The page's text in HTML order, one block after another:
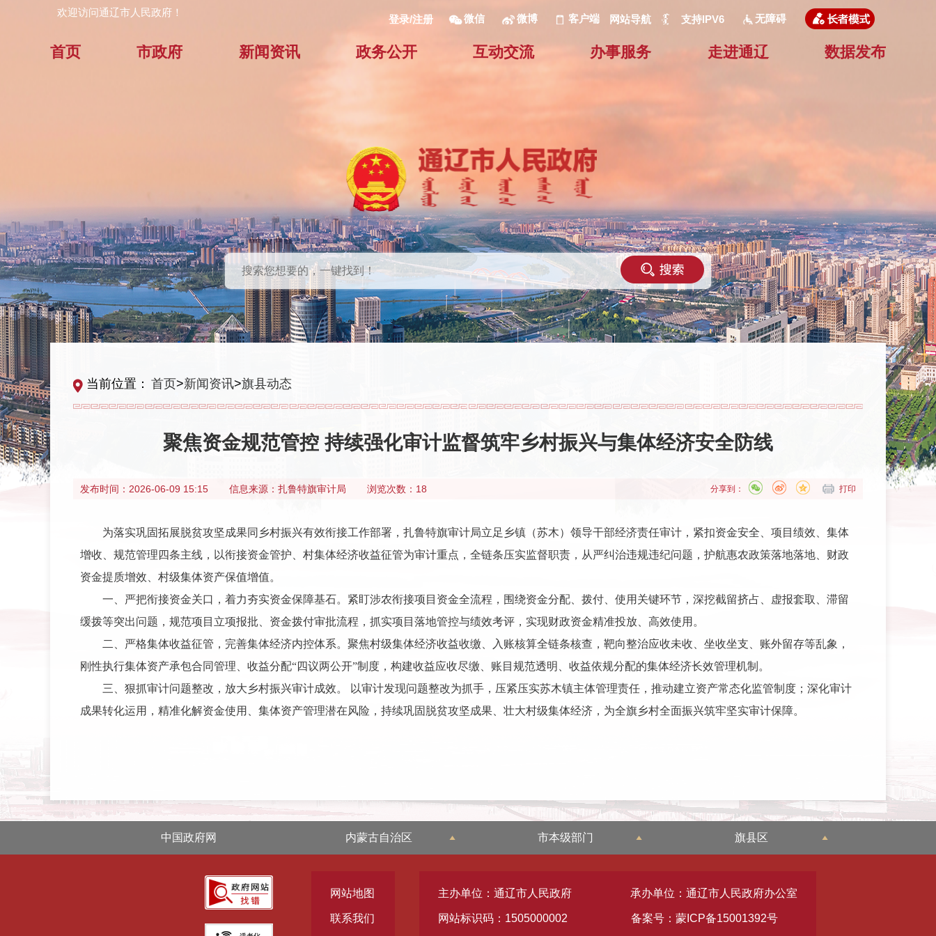
欢迎访问通辽市人民政府！
登录/注册 微信 微博 客户端 网站导航 支持IPV6 无障碍
首页 市政府 新闻资讯 政务公开 互动交流 办事服务 走进通辽 数据发布
当前位置： 首页>新闻资讯>旗县动态
聚焦资金规范管控 持续强化审计监督筑牢乡村振兴与集体经济安全防线
发布时间： 2026-06-09 15:15 信息来源： 扎鲁特旗审计局 浏览次数：18 打印
分享到：
为落实巩固拓展脱贫攻坚成果同乡村振兴有效衔接工作部署，扎鲁特旗审计局立足乡镇（苏木）领导干部经济责任审计，紧扣资金安全、项目绩效、集体
增收、规范管理四条主线，以衔接资金管护、村集体经济收益征管为审计重点，全链条压实监督职责，从严纠治违规违纪问题，护航惠农政策落地落地、财政
资金提质增效、村级集体资产保值增值。
一、严把衔接资金关口，着力夯实资金保障基石。紧盯涉农衔接项目资金全流程，围绕资金分配、拨付、使用关键环节，深挖截留挤占、虚报套取、滞留
缓拨等突出问题，规范项目立项报批、资金拨付审批流程，抓实项目落地管控与绩效考评，实现财政资金精准投放、高效使用。
二、严格集体收益征管，完善集体经济内控体系。聚焦村级集体经济收益收缴、入账核算全链条核查，靶向整治应收未收、坐收坐支、账外留存等乱象，
刚性执行集体资产承包合同管理、收益分配“四议两公开”制度，构建收益应收尽缴、账目规范透明、收益依规分配的集体经济长效管理机制。
三、狠抓审计问题整改，放大乡村振兴审计成效。 以审计发现问题整改为抓手，压紧压实苏木镇主体管理责任，推动建立资产常态化监管制度；深化审计
成果转化运用，精准化解资金使用、集体资产管理潜在风险，持续巩固脱贫攻坚成果、壮大村级集体经济，为全旗乡村全面振兴筑牢坚实审计保障。
中国政府网 内蒙古自治区 市本级部门 旗县区
网站地图
联系我们
主办单位：通辽市人民政府 承办单位：通辽市人民政府办公室
网站标识码：1505000002 备案号：蒙ICP备15001392号